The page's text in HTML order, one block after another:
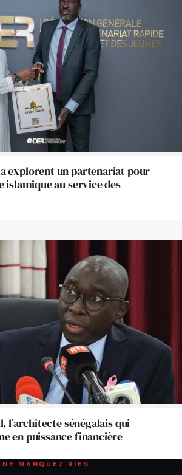
explorent un partenariat pour
au service des
l’architecte sénégalais qui
en puissance financière
NE MANQUEZ RIEN